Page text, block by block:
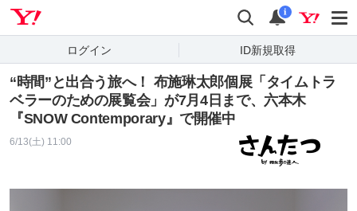
検索 通知
i
ログイン ID新規取得
“時間”と出合う旅へ！ 布施琳太郎個展「タイムトラ
ベラーのための展覧会」が7月4日まで、六本木
『SNOW Contemporary』で開催中
6/13(土) 11:00